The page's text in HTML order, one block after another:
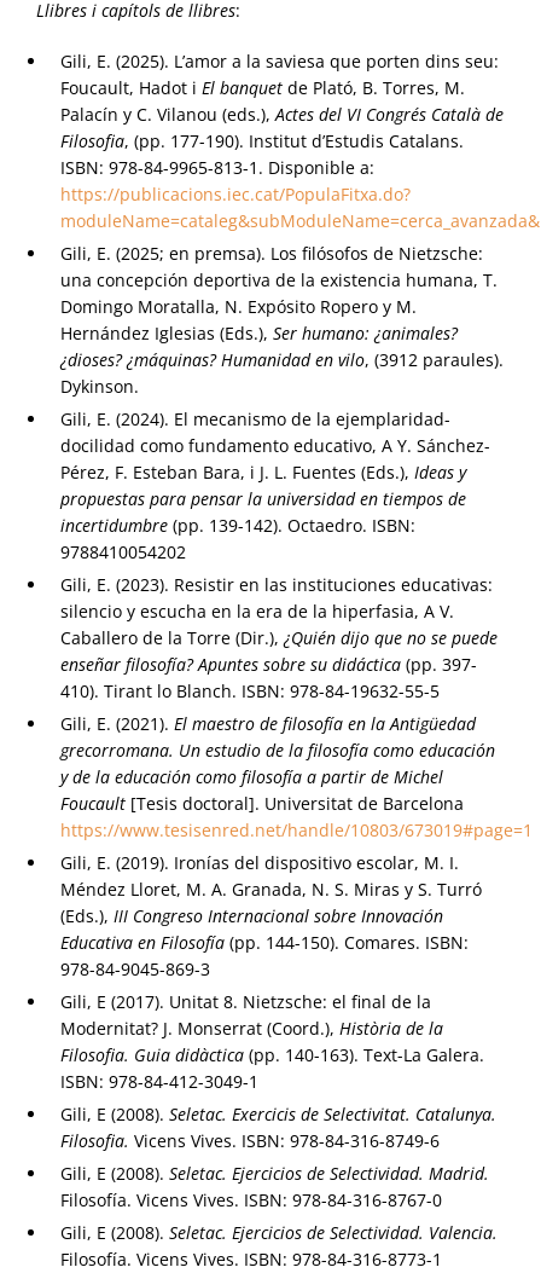
Llibres i capítols de llibres:
Gili, E. (2025). L’amor a la saviesa que porten dins seu:
Foucault, Hadot i El banquetde Plató, B. Torres, M.
Palacín y C. Vilanou (eds.),Actes del VI Congrés Català de
Filosofia, (pp. 177-190). Institut d’Estudis Catalans.
ISBN: 978-84-9965-813-1. Disponible a:
https://publicacions.iec.cat/PopulaFitxa.do?
Gili, E. (2025; en premsa). Los filósofos de Nietzsche:
una concepción deportiva de la existencia humana, T.
Domingo Moratalla, N. Expósito Ropero y M.
Hernández Iglesias (Eds.), Ser humano: ¿animales?
¿dioses? ¿máquinas? Humanidad en vilo, (3912 paraules).
Dykinson.
Gili, E. (2024). El mecanismo de la ejemplaridad-
docilidad como fundamento educativo, A Y. Sánchez-
Pérez, F. Esteban Bara, i J. L. Fuentes (Eds.), Ideas y
propuestas para pensar la universidad en tiempos de
incertidumbre(pp. 139-142). Octaedro. ISBN:
9788410054202
Gili, E. (2023). Resistir en las instituciones educativas:
silencio y escucha en la era de la hiperfasia, A V.
Caballero de la Torre (Dir.), ¿Quién dijo que no se puede
enseñar filosofía? Apuntes sobre su didáctica(pp. 397-
410). Tirant lo Blanch. ISBN: 978-84-19632-55-5
Gili, E. (2021). El maestro de filosofía en la Antigüedad
grecorromana. Un estudio de la filosofía como educación
y de la educación como filosofía a partir de Michel
Foucault[Tesis doctoral]. Universitat de Barcelona
https://www.tesisenred.net/handle/10803/673019#page=1
Gili, E. (2019). Ironías del dispositivo escolar, M. I.
Méndez Lloret, M. A. Granada, N. S. Miras y S. Turró
(Eds.), III Congreso Internacional sobre Innovación
Educativa en Filosofía(pp. 144-150). Comares. ISBN:
978-84-9045-869-3
Gili, E (2017). Unitat 8. Nietzsche: el final de la
Modernitat? J. Monserrat (Coord.), Història de la
Filosofia. Guia didàctica(pp. 140-163). Text-La Galera.
ISBN: 978-84-412-3049-1
Gili, E (2008). Seletac. Exercicis de Selectivitat. Catalunya.
Filosofia. Vicens Vives. ISBN: 978-84-316-8749-6
Gili, E (2008). Seletac. Ejercicios de Selectividad. Madrid.
Filosofía. Vicens Vives. ISBN: 978-84-316-8767-0
Gili, E (2008). Seletac. Ejercicios de Selectividad. Valencia.
Filosofía. Vicens Vives. ISBN: 978-84-316-8773-1